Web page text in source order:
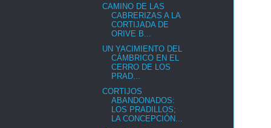
CAMINO DE LAS
CABRERIZAS A LA
CORTIJADA DE
ORIVE B...
UN YACIMIENTO DEL
CÁMBRICO EN EL
CERRO DE LOS
PRAD...
CORTIJOS
ABANDONADOS:
LOS PRADILLOS;
LA CONCEPCIÓN...